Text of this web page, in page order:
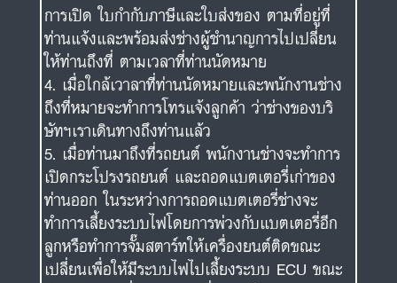
การเปิด ใบกำกับภาษีและใบส่งของ ตามที่อยู่ที่
ท่านแจ้งและพร้อมส่งช่างผู้ชำนาญการไปเปลี่ยน
ให้ท่านถึงที่ ตามเวลาที่ท่านนัดหมาย
เมื่อใกล้เวาลาที่ท่านนัดหมายและพนักงานช่าง
ถึงที่หมายจะทำการโทรแจ้งลูกค้า ว่าช่างของบริ
ษัทฯเราเดินทางถึงท่านแล้ว
เมื่อท่านมาถึงที่รถยนต์ พนักงานช่างจะทำการ
เปิดกระโปรงรถยนต์ และถอดแบตเตอรี่เก่าของ
ท่านออก ในระหว่างการถอดแบตเตอรี่ช่างจะ
ทำการเลี้ยงระบบไฟโดยการพ่วงกับแบตเตอรี่อีก
ลูกหรือทำการจั๊มสตาร์ทให้เครื่องยนต์ติดขณะ
เปลี่ยนเพื่อให้มีระบบไฟไปเลี้ยงระบบ ECU ขณะ